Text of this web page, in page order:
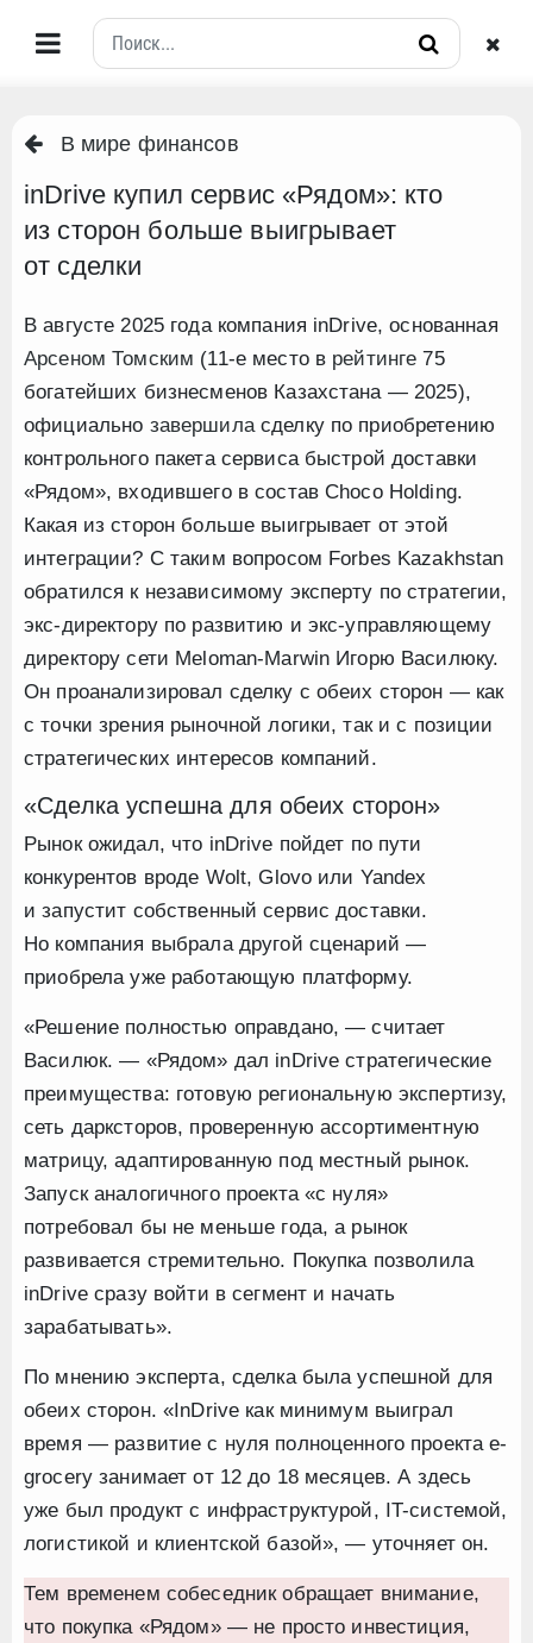
В мире финансов
inDrive купил сервис «Рядом»: кто
из сторон больше выигрывает
от сделки
В августе 2025 года компания inDrive, основанная
Арсеном Томским (11-е место в рейтинге 75
богатейших бизнесменов Казахстана — 2025),
официально завершиласделку по приобретению
контрольного пакета сервиса быстрой доставки
«Рядом», входившего в состав Choco Holding.
Какая из сторон больше выигрывает от этой
интеграции? С таким вопросом Forbes Kazakhstan
обратился к независимому эксперту по стратегии,
экс-директору по развитию и экс-управляющему
директору сети Meloman-Marwin Игорю Василюку.
Он проанализировал сделку с обеих сторон — как
с точки зрения рыночной логики, так и с позиции
стратегических интересов компаний.
«Сделка успешна для обеих сторон»
Рынок ожидал, что inDrive пойдет по пути
конкурентов вроде Wolt, Glovo или Yandex
и запустит собственный сервис доставки.
Но компания выбрала другой сценарий —
приобрела уже работающую платформу.
«Решение полностью оправдано, — считает
Василюк. — «Рядом» дал inDrive стратегические
преимущества: готовую региональную экспертизу,
сеть дарксторов, проверенную ассортиментную
матрицу, адаптированную под местный рынок.
Запуск аналогичного проекта «с нуля»
потребовал бы не меньше года, а рынок
развивается стремительно. Покупка позволила
inDrive сразу войти в сегмент и начать
зарабатывать».
По мнению эксперта, сделка была успешной для
обеих сторон. «InDrive как минимум выиграл
время — развитие с нуля полноценного проекта e-
grocery занимает от 12 до 18 месяцев. А здесь
уже был продукт с инфраструктурой, IT-системой,
логистикой и клиентской базой», — уточняет он.
Тем временем собеседник обращает внимание,
что покупка «Рядом» — не просто инвестиция,